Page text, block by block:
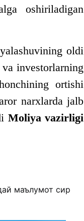
oshiriladigan
oldi
investorlarning
ortishi
narxlarda jalb
Moliya vazirligi
маълумот сир